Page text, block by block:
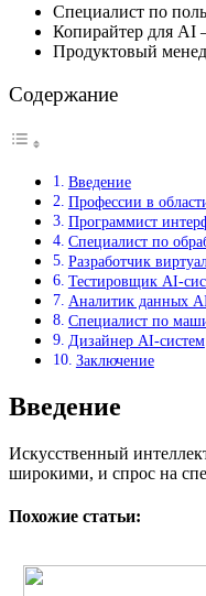
Специалист по
Копирайтер для AI
Продуктовый
Содержание
Введение
Профессии в
Программист
Специалист по
Разработчик
Тестировщик AI-
Аналитик данных
Специалист по
Дизайнер AI-систем
Заключение
Введение
Искусственный
широкими, и спрос на
Похожие статьи: